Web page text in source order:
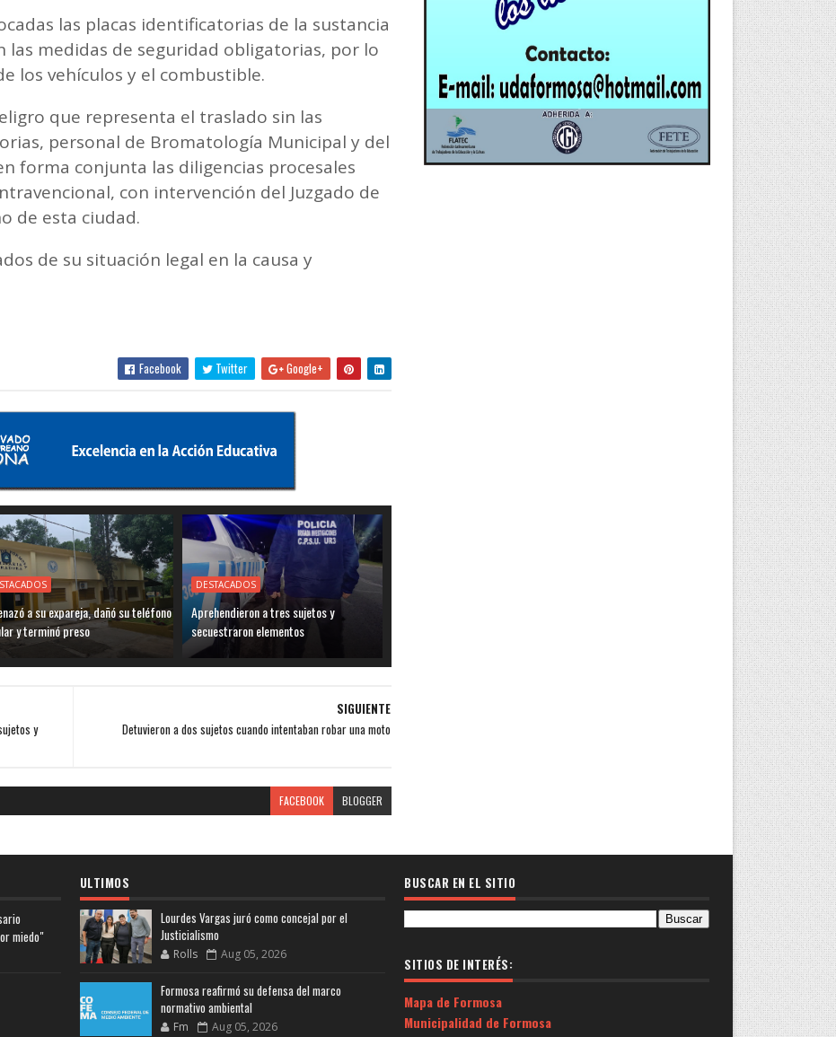
las placas identificatorias de la sustancia
medidas de seguridad obligatorias, por lo
los vehículos y el combustible.
que representa el traslado sin las
personal de Bromatología Municipal y del
forma conjunta las diligencias procesales
con intervención del Juzgado de
de esta ciudad.
de su situación legal en la causa y
Facebook Twitter Google+
a su expareja, dañó su teléfono
y terminó preso
DESTACADOS
Aprehendieron a tres sujetos y
secuestraron elementos
SIGUIENTE
Detuvieron a dos sujetos cuando intentaban robar una moto
y
FACEBOOK BLOGGER
miedo"
ULTIMOS
Lourdes Vargas juró como concejal por el
Justicialismo
Rolls Aug 05, 2026
Formosa reafirmó su defensa del marco
normativo ambiental
Fm Aug 05, 2026
BUSCAR EN EL SITIO
SITIOS DE INTERÉS:
Mapa de Formosa
Municipalidad de Formosa